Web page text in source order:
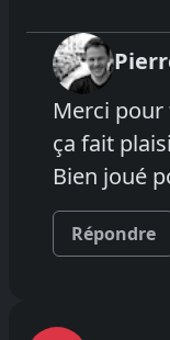
Merci
ça fait
Bien joué
Répondre